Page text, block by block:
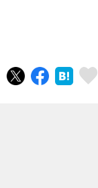
ツイートシェア はてブ